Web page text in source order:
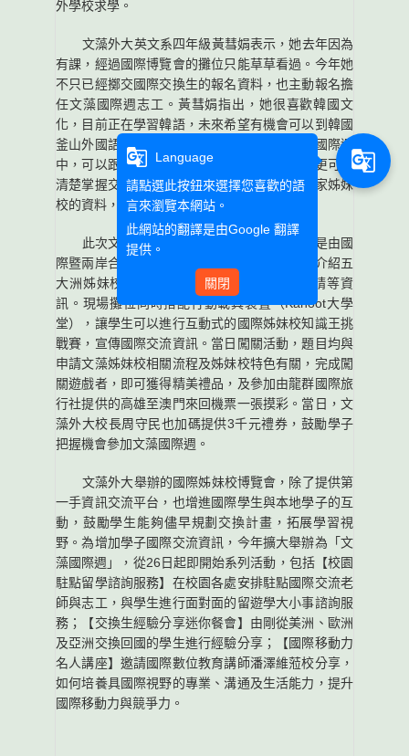
外學校求學。
文藻外大英文系四年級黃彗娟表示，她去年因為
有課，經過國際博覽會的攤位只能草草看過。今年她
不只已經擲交國際交換生的報名資料，也主動報名擔
任文藻國際週志工。黃彗娟指出，她很喜歡韓國文
化，目前正在學習韓語，未來希望有機會可以到韓國
釜山外國語大學求學。黃彗娟進一步表示，在國際週
中，可以跟曾經有出國交換經驗的同學交流，更可以
清楚掌握交流的資訊，同時還可以拿到不同國家姊妹
校的資料，非常實用。
此次文藻外大「國際姊妹校交流博覽會」是由國
際暨兩岸合作處舉辦，內容除有擺設攤位詳細介紹五
大洲姊妹校外，也提供海外實習及獎學金申請等資
訊。現場攤位同時搭配行動載具裝置（Kahoot大學
堂），讓學生可以進行互動式的國際姊妹校知識王挑
戰賽，宣傳國際交流資訊。當日闖關活動，題目均與
申請文藻姊妹校相關流程及姊妹校特色有關，完成闖
關遊戲者，即可獲得精美禮品，及參加由龍群國際旅
行社提供的高雄至澳門來回機票一張摸彩。當日，文
藻外大校長周守民也加碼提供3千元禮券，鼓勵學子
把握機會參加文藻國際週。
文藻外大舉辦的國際姊妹校博覽會，除了提供第
一手資訊交流平台，也增進國際學生與本地學子的互
動，鼓勵學生能夠儘早規劃交換計畫，拓展學習視
野。為增加學子國際交流資訊，今年擴大舉辦為「文
藻國際週」，從26日起即開始系列活動，包括【校園
駐點留學諮詢服務】在校園各處安排駐點國際交流老
師與志工，與學生進行面對面的留遊學大小事諮詢服
務；【交換生經驗分享迷你餐會】由剛從美洲、歐洲
及亞洲交換回國的學生進行經驗分享；【國際移動力
名人講座】邀請國際數位教育講師潘澤維蒞校分享，
如何培養具國際視野的專業、溝通及生活能力，提升
國際移動力與競爭力。
g_translate
Language
請點選此按鈕來選擇您喜歡的語
言來瀏覽本網站。
此網站的翻譯是由Google 翻譯
提供。
關閉
g_translate